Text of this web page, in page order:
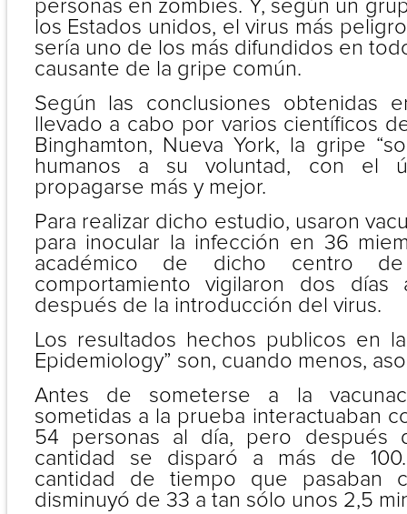
personas en zombies. Y, según un
los Estados unidos, el virus más
sería uno de los más difundidos en
causante de la gripe común.
Según las conclusiones obtenidas
llevado a cabo por varios científicos
Binghamton, Nueva York, la gripe
humanos a su voluntad, con el
propagarse más y mejor.
Para realizar dicho estudio, usaron
para inocular la infección en 36
académico de dicho centro
comportamiento vigilaron dos
después de la introducción del virus.
Los resultados hechos publicos en
Epidemiology” son, cuando menos,
Antes de someterse a la
sometidas a la prueba interactuaban
54 personas al día, pero después
cantidad se disparó a más de
cantidad de tiempo que pasaban
disminuyó de 33 a tan sólo unos 2,5